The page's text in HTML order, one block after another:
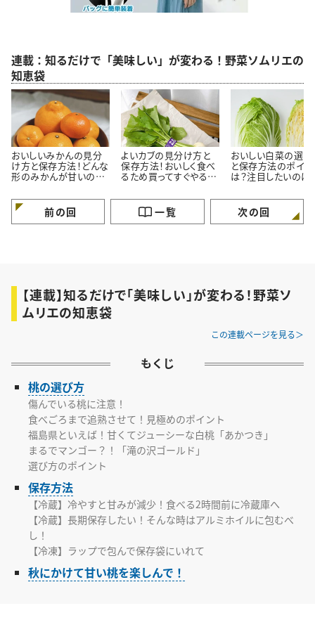
連載：知るだけで「美味しい」が変わる！野菜ソムリエの
知恵袋
おいしいみかんの見分
け方と保存方法！どんな
形のみかんが甘いの？
の知恵袋
よいカブの見分け方と
保存方法！おいしく食べ
るため買ってすぐやるこ
けごまの知恵袋
おいしい白菜の選
と保存方法のポイン
は？注目したいのは
いけごまの知恵袋
前の回 一覧 次の回
【連載】知るだけで「美味しい」が変わる！野菜ソ
ムリエの知恵袋
この連載ページを見る
もくじ
桃の選び方
傷んでいる桃に注意！
食べごろまで追熟させて！見極めのポイント
福島県といえば！甘くてジューシーな白桃「あかつき」
まるでマンゴー？！「滝の沢ゴールド」
選び方のポイント
保存方法
【冷蔵】冷やすと甘みが減少！食べる2時間前に冷蔵庫へ
【冷蔵】長期保存したい！そんな時はアルミホイルに包むべ
し！
【冷凍】ラップで包んで保存袋にいれて
秋にかけて甘い桃を楽しんで！